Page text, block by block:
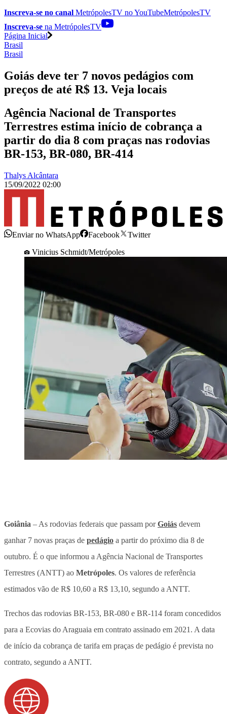
Inscreva-se no canal MetrópolesTV noYouTubeMetrópolesTV
Inscreva-se na MetrópolesTV
Página Inicial
Brasil
Brasil
Goiás deve ter 7 novos pedágios com
preços de até R$ 13. Veja locais
Agência Nacional de Transportes
Terrestres estima início de cobrança a
partir do dia 8 com praças nas rodovias
BR-153, BR-080, BR-414
Thalys Alcântara
15/09/2022 02:00
Enviar no WhatsApp Facebook
Twitter
Vinicius Schmidt/Metrópoles
Goiânia – As rodovias federais que passam porGoiás devem
ganhar 7 novas praças de pedágio a partir do próximo dia 8 de
outubro. É o que informou a Agência Nacional de Transportes
Terrestres (ANTT) ao Metrópoles. Os valores de referência
estimados vão de R$ 10,60 a R$ 13,10, segundo a ANTT.
Trechos das rodovias BR-153, BR-080 e BR-114 foram concedidos
para a Ecovias do Araguaia em contrato assinado em 2021. A data
de início da cobrança de tarifa em praças de pedágio é prevista no
contrato, segundo a ANTT.